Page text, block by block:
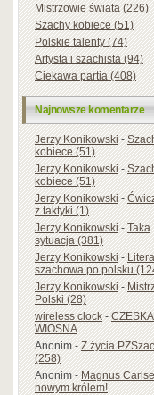
Mistrzowie świata (226)
Szachy kobiece (51)
Polskie talenty (74)
Artysta i szachista (94)
Ciekawa partia (408)
Najnowsze komentarze
Jerzy Konikowski-
kobiece (51)
Jerzy Konikowski-
kobiece (51)
Jerzy Konikowski-
z taktyki (1)
Jerzy Konikowski-Taka
sytuacja (381)
Jerzy Konikowski-
szachowa po polsku
Jerzy Konikowski-
Polski (28)
wireless clock-CZESKA
WIOSNA
Anonim-Z życia
(258)
Anonim-Magnus
nowym królem!